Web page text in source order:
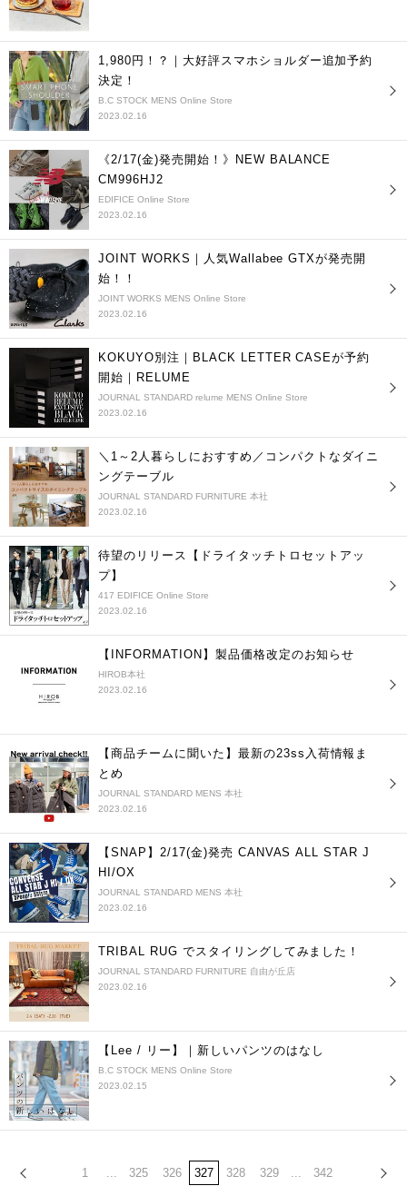
1,980円！？｜大好評スマホショルダー追加予約
決定！
B.C STOCK MENS Online Store
2023.02.16
《2/17(金)発売開始！》NEW BALANCE
CM996HJ2
EDIFICE Online Store
2023.02.16
JOINT WORKS｜人気Wallabee GTXが発売開
始！！
JOINT WORKS MENS Online Store
2023.02.16
KOKUYO別注｜BLACK LETTER CASEが予約
開始｜RELUME
JOURNAL STANDARD relume MENS Online Store
2023.02.16
＼1～2人暮らしにおすすめ／コンパクトなダイニ
ングテーブル
JOURNAL STANDARD FURNITURE 本社
2023.02.16
待望のリリース【ドライタッチトロセットアッ
プ】
417 EDIFICE Online Store
2023.02.16
【INFORMATION】製品価格改定のお知らせ
HIROB本社
2023.02.16
【商品チームに聞いた】最新の23ss入荷情報ま
とめ
JOURNAL STANDARD MENS 本社
2023.02.16
【SNAP】2/17(金)発売 CANVAS ALL STAR J
HI/OX
JOURNAL STANDARD MENS 本社
2023.02.16
TRIBAL RUG でスタイリングしてみました！
JOURNAL STANDARD FURNITURE 自由が丘店
2023.02.16
【Lee / リー】｜新しいパンツのはなし
B.C STOCK MENS Online Store
2023.02.15
1 ... 325 326 327 328 329 ... 342